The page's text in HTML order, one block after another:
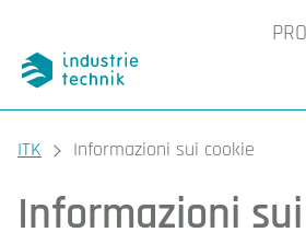
You are here:
ITK Informazioni sui cookie
Informazioni